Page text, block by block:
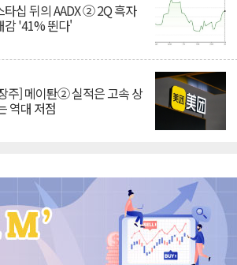
타십 뒤의 AADX ② 2Q 흑자
감 '41% 뛴다'
주] 메이퇀② 실적은 고속 상
역대 저점